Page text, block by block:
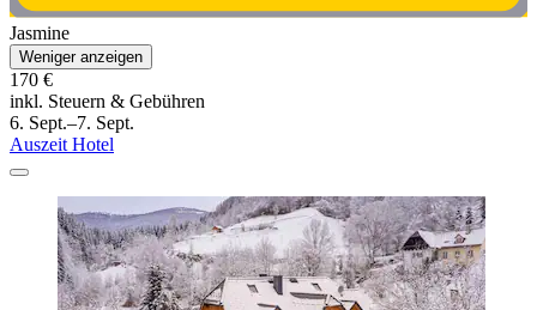
Jasmine
Weniger anzeigen
170 €
inkl. Steuern & Gebühren
6. Sept.–7. Sept.
Auszeit Hotel